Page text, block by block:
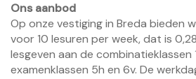
Ons aanbod
Op onze vestiging in Breda bieden
voor 10 lesuren per week, dat is
lesgeven aan de combinatieklassen
examenklassen 5h en 6v. De